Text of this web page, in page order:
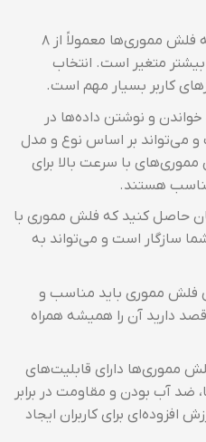
ظرفیت حافظه: ظرفیت حافظه فلش مموری‌ها معمولاً از ۸
و بیشتر متغیر است. انتخاب
کاربر بسیار مهم است.
و نوشتن داده‌ها در
می‌تواند بر اساس نوع و مدل
با سرعت بالا برای
هستند.
حاصل کنید که فلش مموری با
سازگار است و می‌تواند به
فلش مموری باید مناسب و
دارید آن را همیشه همراه
مموری‌ها دارای قابلیت‌های
ضد آب بودن و مقاومت در برابر
افزوده‌ای برای کاربران ایجاد